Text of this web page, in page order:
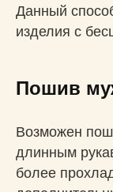
Данный
изделия с
Пошив
Возможен
длинным
более